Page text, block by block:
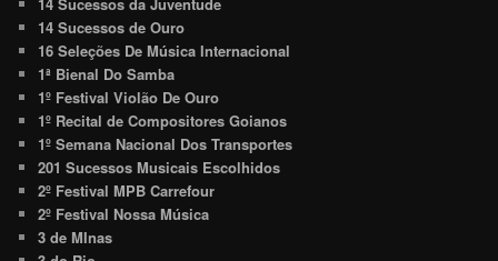
14 Sucessos de Ouro
16 Seleções De Música Internacional
1ª Bienal Do Samba
1º Festival Violão De Ouro
1º Recital de Compositores Goianos
1º Semana Nacional Dos Transportes
201 Sucessos Musicais Escolhidos
2º Festival MPB Carrefour
2º Festival Nossa Música
3 de MInas